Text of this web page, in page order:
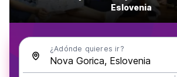
Eslovenia
¿Adónde quieres ir?